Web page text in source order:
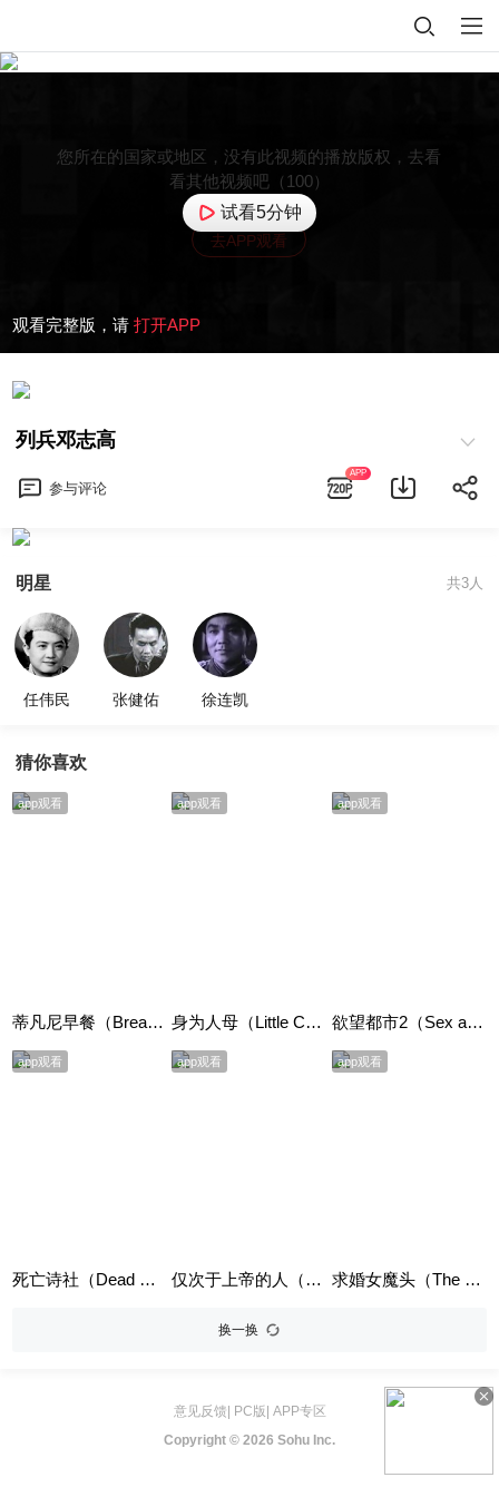
您所在的国家或地区，没有此视频的播放版权，去看
看其他视频吧（100）
去APP观看
试看5分钟
观看完整版，请 打开APP
列兵邓志高
参与评论
APP
明星 共3人
任伟民 张健佑 徐连凯
猜你喜欢
app观看
蒂凡尼早餐（Breakfast at Tiffany's）
app观看
身为人母（Little Children）
app观看
欲望都市2（Sex and the City 2）
app观看
死亡诗社（Dead Poets Society）
app观看
仅次于上帝的人（Skipper Next to God）
app观看
求婚女魔头（The Proposal）英语版
换一换
意见反馈 PC版 APP专区
Copyright © 2026 Sohu Inc.